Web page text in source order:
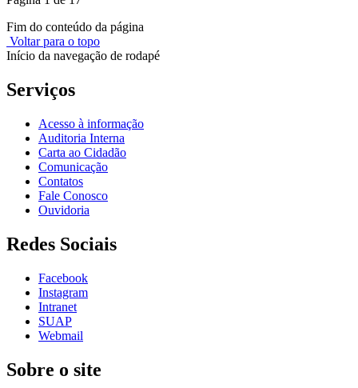
Fim do conteúdo da página
Voltar para o topo
Início da navegação de rodapé
Serviços
Acesso à informação
Auditoria Interna
Carta ao Cidadão
Comunicação
Contatos
Fale Conosco
Ouvidoria
Redes Sociais
Facebook
Instagram
Intranet
SUAP
Webmail
Sobre o site